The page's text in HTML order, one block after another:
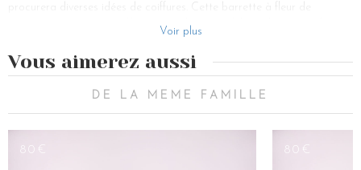
mariage est composée d’hortensia, de gypsophile et de ruscus, des
fleurs stabilisées blanches et or. Cet accessoire de coiffure mesure
environ 8 cm et toutes nos barrettes se ferment grâce à des clips. Une
barrette à fleur de mariage qui saura faire son effet auprès de vos
La barrette à fleur de mariage Sarah se porte pour de grandes
occasions festives comme un mariage, des fiançailles ou des soirées.
Notre barrette à fleur de mariage permet d’accessoiriser une coiffure
Voir plus
Vous aimerez aussi
DE LA MEME FAMILLE
80€ 80€